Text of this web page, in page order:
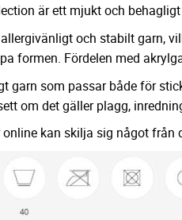
är ett mjukt och
och stabilt garn,
formen. Fördelen med
garn som passar både för
om det gäller plagg,
online kan skilja sig något